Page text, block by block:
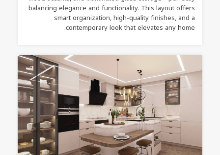
balancing elegance and functionality. This layout offers
smart organization, high-quality finishes, and a
contemporary look that elevates any home.